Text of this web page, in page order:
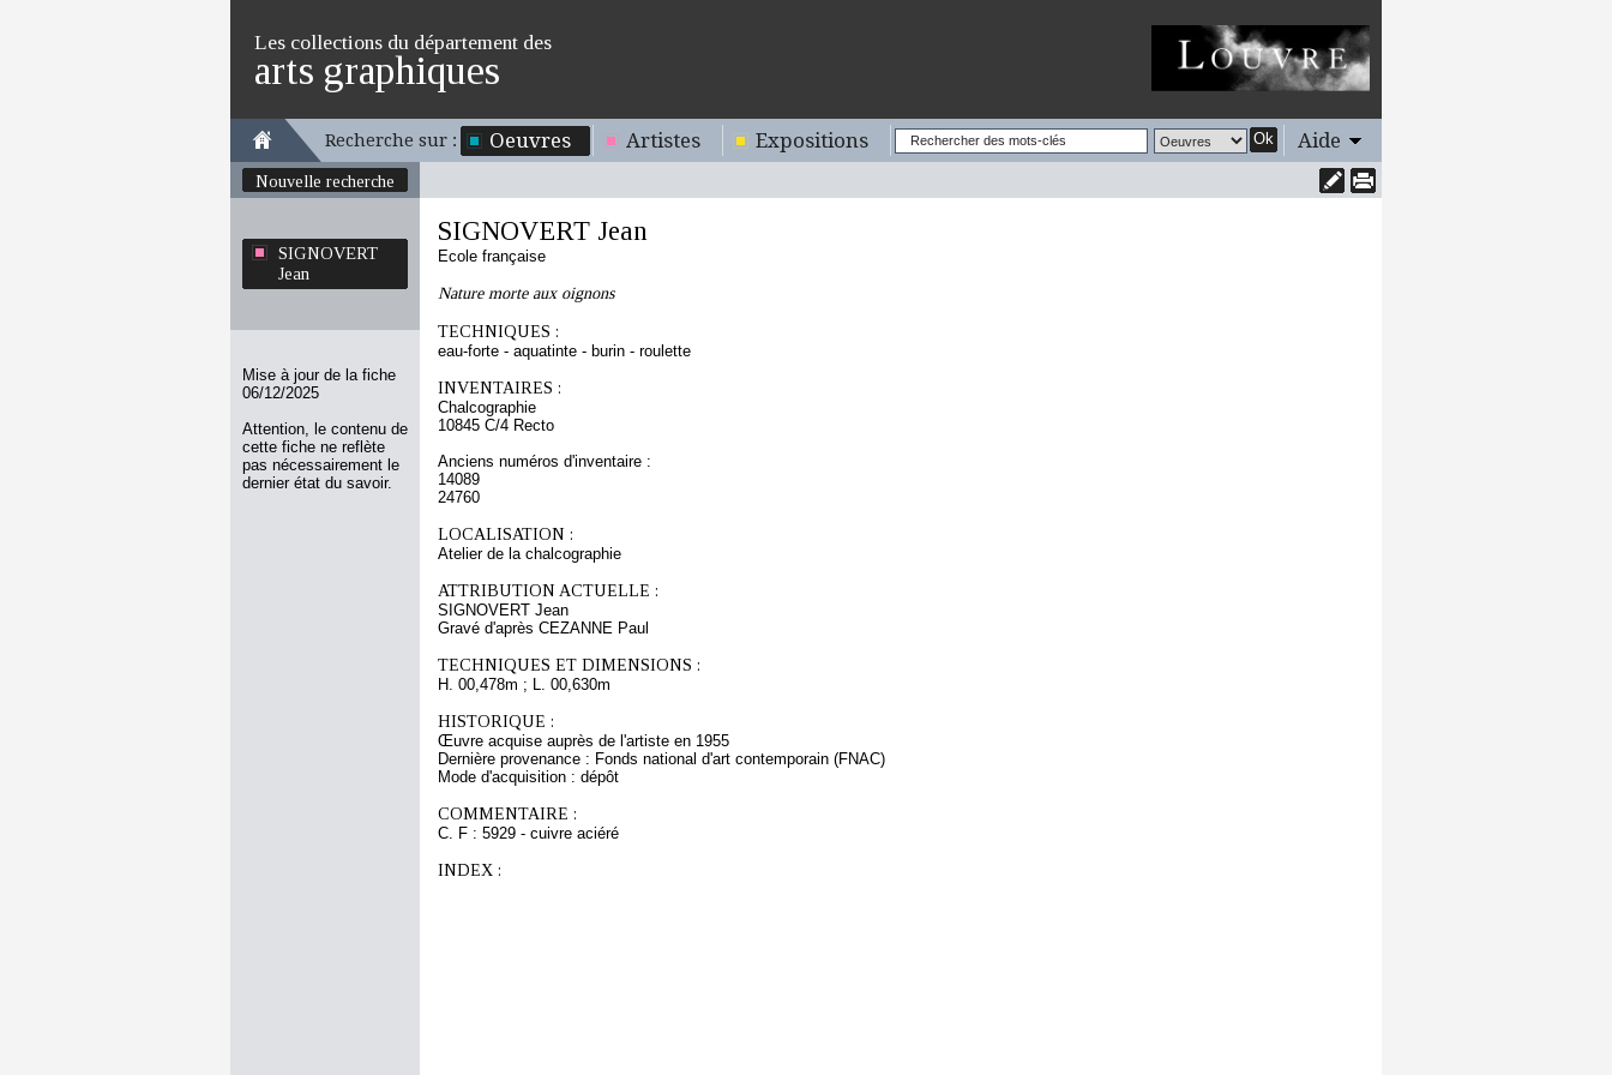
Les collections du département des
arts graphiques
Recherche sur : Oeuvres Artistes Expositions Ok Aide
Nouvelle recherche
SIGNOVERT
Jean
Mise à jour de la fiche
06/12/2025
Attention, le contenu de
cette fiche ne reflète
pas nécessairement le
dernier état du savoir.
SIGNOVERT Jean
Ecole française
Nature morte aux oignons
TECHNIQUES :
eau-forte - aquatinte - burin - roulette
INVENTAIRES :
Chalcographie
10845 C/4 Recto
Anciens numéros d'inventaire :
14089
24760
LOCALISATION :
Atelier de la chalcographie
ATTRIBUTION ACTUELLE :
SIGNOVERT Jean
Gravé d'après CEZANNE Paul
TECHNIQUES ET DIMENSIONS :
H. 00,478m ; L. 00,630m
HISTORIQUE :
Œuvre acquise auprès de l'artiste en 1955
Dernière provenance : Fonds national d'art contemporain (FNAC)
Mode d'acquisition : dépôt
COMMENTAIRE :
C. F : 5929 - cuivre aciéré
INDEX :